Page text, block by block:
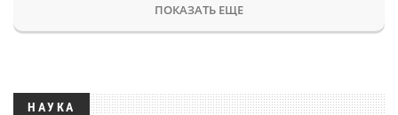
ПОКАЗАТЬ ЕЩЕ
НАУКА